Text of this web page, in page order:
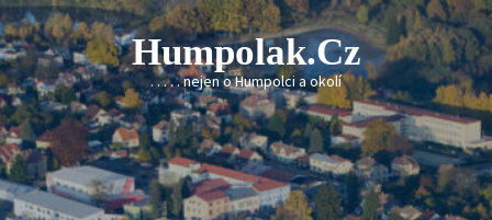
Skip
to
content
Humpolak.cz
. . . . . nejen o Humpolci a okolí